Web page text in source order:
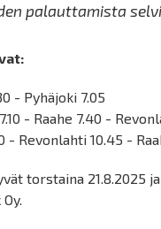
palauttamista
- Pyhäjoki 7.05
- Raahe 7.40 -
- Revonlahti 10.45 -
torstaina 21.8.2025